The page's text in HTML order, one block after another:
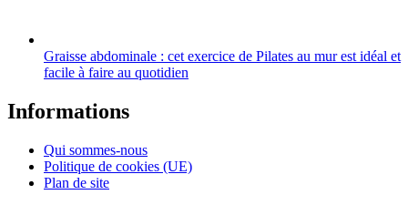
Graisse abdominale : cet exercice de Pilates au mur est idéal et
facile à faire au quotidien
Informations
Qui sommes-nous
Politique de cookies (UE)
Plan de site